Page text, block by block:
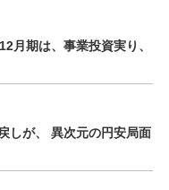
期は、事業投資実り、
しが、 異次元の円安局面